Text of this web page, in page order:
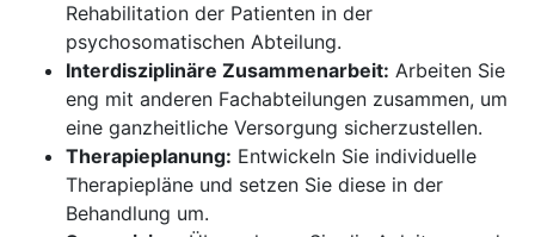
Rehabilitation der Patienten in der
psychosomatischen Abteilung.
Interdisziplinäre Zusammenarbeit: Arbeiten Sie
eng mit anderen Fachabteilungen zusammen, um
eine ganzheitliche Versorgung sicherzustellen.
Therapieplanung: Entwickeln Sie individuelle
Therapiepläne und setzen Sie diese in der
Behandlung um.